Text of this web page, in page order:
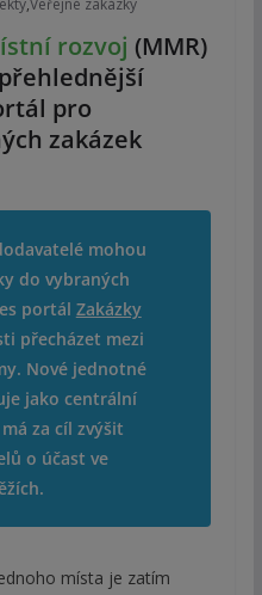
,Veřejné zakázky
rozvoj (MMR)
pro
zakázek
mohou
do vybraných
portál Zakázky
přecházet mezi
Nové jednotné
jako centrální
za cíl zvýšit
o účast ve
místa je zatím